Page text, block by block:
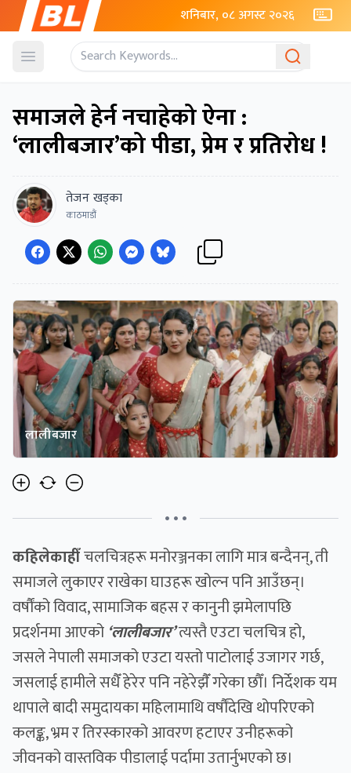
शनिबार, ०८ अगस्ट २०२६
Open menu
समाजले हेर्न नचाहेको ऐना :
‘लालीबजार’को पीडा, प्रेम र प्रतिरोध !
तेजन खड्का
काठमाडौं
लालीबजार
• • •
कहिलेकाहीँचलचित्रहरू मनोरञ्जनका लागि मात्र बन्दैनन्, ती
समाजले लुकाएर राखेका घाउहरू खोल्न पनि आउँछन्।
वर्षौंको विवाद, सामाजिक बहस र कानुनी झमेलापछि
प्रदर्शनमा आएको ‘लालीबजार’त्यस्तै एउटा चलचित्र हो,
जसले नेपाली समाजको एउटा यस्तो पाटोलाई उजागर गर्छ,
जसलाई हामीले सधैँ हेरेर पनि नहेरेझैँ गरेका छौँ। निर्देशक यम
थापाले बादी समुदायका महिलामाथि वर्षौंदेखि थोपरिएको
कलङ्क, भ्रम र तिरस्कारको आवरण हटाएर उनीहरूको
जीवनको वास्तविक पीडालाई पर्दामा उतार्नुभएको छ।